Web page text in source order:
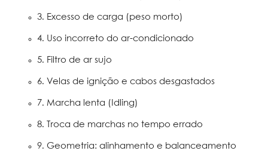
3. Excesso de carga (peso morto)
4. Uso incorreto do ar-condicionado
5. Filtro de ar sujo
6. Velas de ignição e cabos desgastados
7. Marcha lenta (Idling)
8. Troca de marchas no tempo errado
9. Geometria: alinhamento e balanceamento